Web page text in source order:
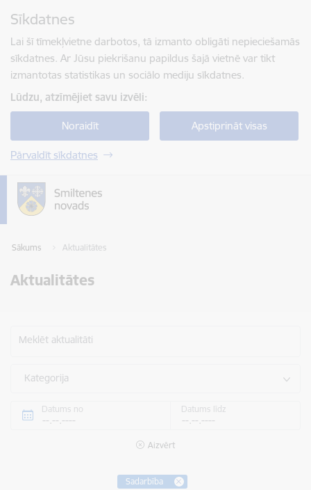
Sīkdatnes
Lai šī tīmekļvietne darbotos, tā izmanto obligāti nepieciešamās
sīkdatnes. Ar Jūsu piekrišanu papildus šajā vietnē var tikt
izmantotas statistikas un sociālo mediju sīkdatnes.
Lūdzu, atzīmējiet savu izvēli:
Noraidīt Apstiprināt visas
Pārvaldīt sīkdatnes
Sākums Aktualitātes
Aktualitātes
Meklēt aktualitāti
Kategorija
Datums no Datums līdz
Aizvērt
Sadarbība